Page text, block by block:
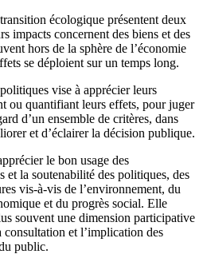
écologique présentent deux
impacts concernent des biens et des
hors de la sphère de l’économie
se déploient sur un temps long.
vise à apprécier leurs
ou quantifiant leurs effets, pour juger
d’un ensemble de critères, dans
et d’éclairer la décision publique.
le bon usage des
et la soutenabilité des politiques, des
vis-à-vis de l’environnement, du
et du progrès social. Elle
souvent une dimension participative
consultation et l’implication des
public.